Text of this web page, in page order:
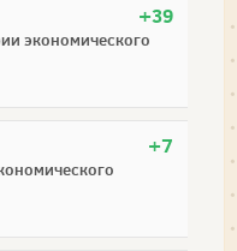
+39
экономического
+7